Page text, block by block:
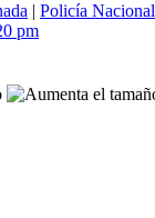
| Policía Nacional
pm